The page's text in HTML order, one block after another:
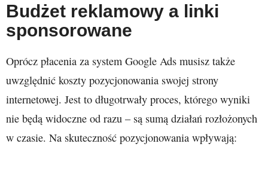
Budżet reklamowy a linki
sponsorowane
Oprócz płacenia za system Google Ads musisz także
uwzględnić koszty pozycjonowania swojej strony
internetowej. Jest to długotrwały proces, którego wyniki
nie będą widoczne od razu – są sumą działań rozłożonych
w czasie. Na skuteczność pozycjonowania wpływają: